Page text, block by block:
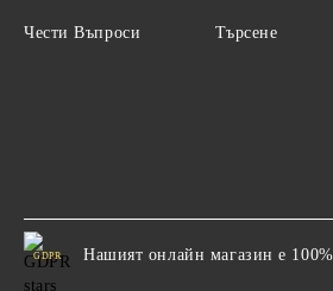
Чести Въпроси Търсене
GDPR Нашият онлайн магазин е